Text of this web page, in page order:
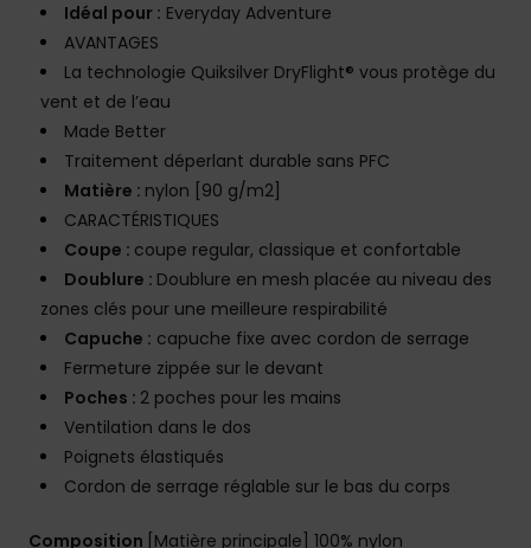
Idéal pour : Everyday Adventure
AVANTAGES
La technologie Quiksilver DryFlight® vous protège du
vent et de l’eau
Made Better
Traitement déperlant durable sans PFC
Matière : nylon [90 g/m2]
CARACTÉRISTIQUES
Coupe : coupe regular, classique et confortable
Doublure : Doublure en mesh placée au niveau des
zones clés pour une meilleure respirabilité
Capuche : capuche fixe avec cordon de serrage
Fermeture zippée sur le devant
Poches : 2 poches pour les mains
Ventilation dans le dos
Poignets élastiqués
Cordon de serrage réglable sur le bas du corps
Composition [Matière principale] 100% nylon